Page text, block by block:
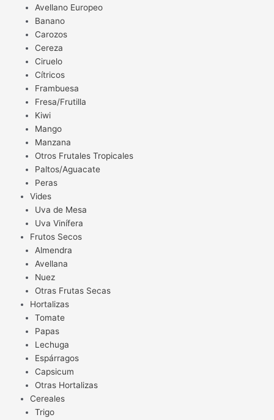
Avellano Europeo
Banano
Carozos
Cereza
Ciruelo
Cítricos
Frambuesa
Fresa/Frutilla
Kiwi
Mango
Manzana
Otros Frutales Tropicales
Paltos/Aguacate
Peras
Vides
Uva de Mesa
Uva Vinífera
Frutos Secos
Almendra
Avellana
Nuez
Otras Frutas Secas
Hortalizas
Tomate
Papas
Lechuga
Espárragos
Capsicum
Otras Hortalizas
Cereales
Trigo